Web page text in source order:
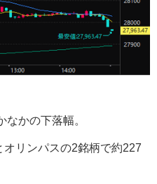
かの下落幅。
オリンパスの2銘柄で約227